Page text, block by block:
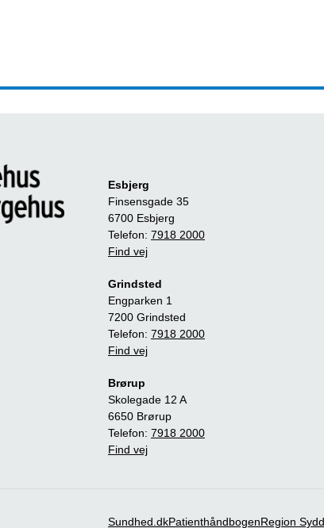
Esbjerg
Finsensgade 35
6700 Esbjerg
Telefon: 7918 2000
Find vej
Grindsted
Engparken 1
7200 Grindsted
Telefon: 7918 2000
Find vej
Brørup
Skolegade 12 A
6650 Brørup
Telefon: 7918 2000
Find vej
Sundhed.dkPatienthåndbogenRegion